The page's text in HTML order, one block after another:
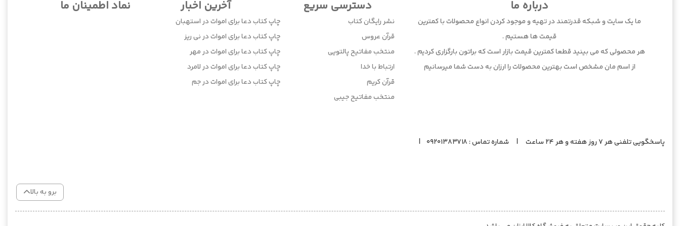
درباره ما
ما یک سایت و شبکه قدرتمند در تهیه و موجود کردن انواع محصولات با کمترین
قیمت ها هستیم .
هر محصولی که می بینید قطعا کمترین قیمت بازار است که براتون بارگزاری کردیم .
از اسم مان مشخص است بهترین محصولات را ارزان به دست شما میرسانیم
دسترسی سریع
نشر رایگان کتاب
قرآن عروس
منتخب مفاتیح پالتویی
ارتباط با خدا
قرآن کریم
منتخب مفاتیح جیبی
آخرین اخبار
چاپ کتاب دعا برای اموات در استهبان
چاپ کتاب دعا برای اموات در نی ریز
چاپ کتاب دعا برای اموات در مهر
چاپ کتاب دعا برای اموات در لامرد
چاپ کتاب دعا برای اموات در جم
نماد اطمینان ما
پاسخگویی تلفنی هر 7 روز هفته و هر 24 ساعت | شماره تماس : 09201383718 |
برو به بالا